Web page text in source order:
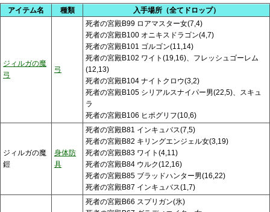
アイテム名 種類 入手場所（全てドロップ）
ジィルガの魔
弓
弓
死者の宮殿B99 ロアマスター女(7,4)
死者の宮殿B100 オニキスドラゴン(4,7)
死者の宮殿B101 ゴルゴン(11,14)
死者の宮殿B102 ワイト(19,16)、フレッシュゴーレム
(12,13)
死者の宮殿B104 ナイトクロウ(3,2)
死者の宮殿B105 シリアルスナイパー男(22,5)、スキュ
ラ
死者の宮殿B106 ヒポグリフ(10,6)
ジィルガの魔
鎧
身体防
具
死者の宮殿B81 インキュバス(7,5)
死者の宮殿B82 キリングエンジェル女(3,19)
死者の宮殿B83 ワイト(4,11)
死者の宮殿B84 ウルク(12,16)
死者の宮殿B85 ブラッドハンター男(16,22)
死者の宮殿B87 インキュバス(1,7)
死者の宮殿B66 スプリガン(氷)